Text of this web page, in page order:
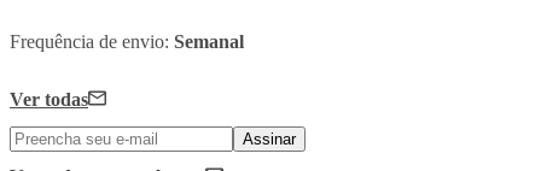
Frequência de envio: Semanal
Ver todas
Assinar